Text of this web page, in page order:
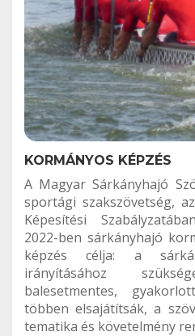
KORMÁNYOS KÉPZÉS
A Magyar Sárkányhajó
sportági szakszövetség,
Képesítési
2022-ben sárkányhajó
képzés célja: a
irányításához
balesetmentes,
többen elsajátítsák, a
tematika és követelmény